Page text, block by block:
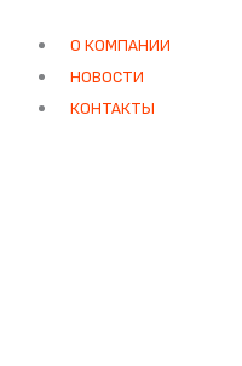
О КОМПАНИИ
НОВОСТИ
КОНТАКТЫ